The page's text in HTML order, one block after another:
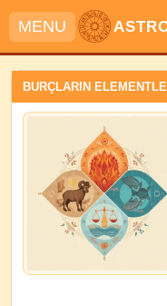
MENU
BURÇLARIN